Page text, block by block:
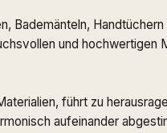
Bademänteln,
und hochwertigen
führt zu
aufeinander